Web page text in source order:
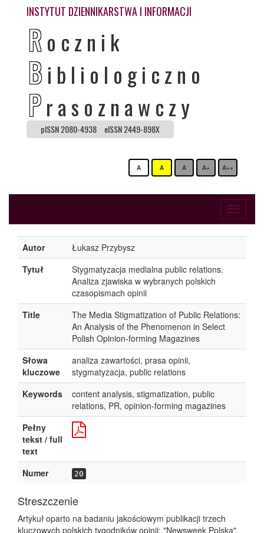
INSTYTUT DZIENNIKARSTWA I INFORMACJI
Rocznik
B ibliologiczno
Prasoznawczy
pISSN 2080-4938 eISSN 2449-898X
A A A A+ A++
Toggle
Autor
Łukasz Przybysz
Tytuł
Stygmatyzacja medialna public relations.
Analiza zjawiska w wybranych polskich
czasopismach opinii
Title
The Media Stigmatization of Public Relations:
An Analysis of the Phenomenon in Select
Polish Opinion-forming Magazines
Słowa
kluczowe
analiza zawartości, prasa opinii,
stygmatyzacja, public relations
Keywords
content analysis, stigmatization, public
relations, PR, opinion-forming magazines
Pełny
tekst / full
text
Numer
20
Streszczenie
Artykuł oparto na badaniu jakościowym publikacji trzech
kluczowych polskich tygodników opinii: "Newsweek Polska",